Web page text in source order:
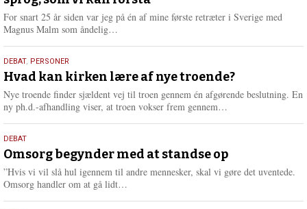
For snart 25 år siden var jeg på én af mine første retræter i Sverige med
Magnus Malm som åndelig…
e
r
e
25.
juli
2026
DEBAT, PERSONER
Hvad kan kirken lære af nye troende?
Nye troende finder sjældent vej til troen gennem én afgørende beslutning. En
ny ph.d.-afhandling viser, at troen vokser frem gennem…
e
r
e
9.
juli
2026
DEBAT
Omsorg begynder med at standse op
”Hvis vi vil slå hul igennem til andre mennesker, skal vi gøre det uventede.
Omsorg handler om at gå lidt…